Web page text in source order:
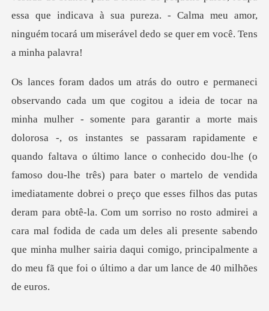
essa que indicava à sua pureza. - Calma meu
nte e
quando faltava o último lance o conhecido dou-lhe (o
famoso dou-lhe três) para bater o martelo de vendida
imediatamente dobrei o preço que esses filhos das putas
deram para obtê-la. Com um sor